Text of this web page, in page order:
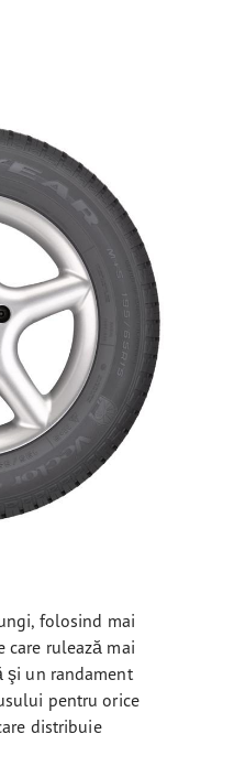
folosind mai
care rulează mai
şi un randament
pentru orice
distribuie